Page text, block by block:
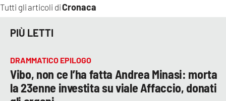
Tutti gli articoli diCronaca
PIÙ LETTI
DRAMMATICO EPILOGO
Vibo, non ce l’ha fatta Andrea Minasi: morta
la 23enne investita su viale Affaccio, donati